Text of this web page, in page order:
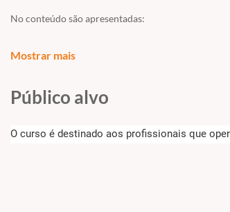
No conteúdo são apresentadas:
EPI´s necessários para execução das
Deslocamento do equipamento vias urbanas
Deslocamento do equipamento na obra
Habilidades de um operador de guindaste
Mostrar mais
Público alvo
O curso é destinado aos profissionais que